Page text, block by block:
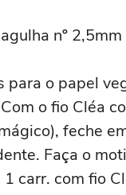
nº
para o papel
o fio Cléa
feche
Faça o
carr. com fio